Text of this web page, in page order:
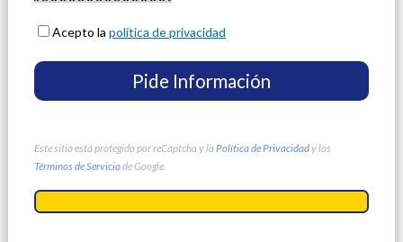
Acepto lapolítica de privacidad
Este sitio está protegido por reCaptcha y la Política de Privacidady los
Términos de Serviciode Google.